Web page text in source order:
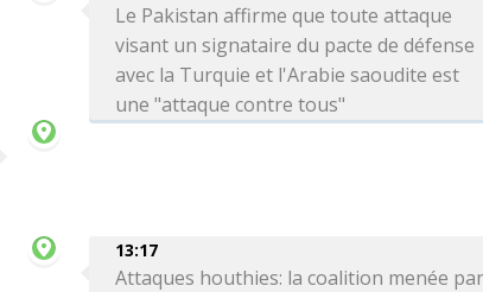
Le Pakistan affirme que toute attaque
visant un signataire du pacte de défense
avec la Turquie et l'Arabie saoudite est
une "attaque contre tous"
13:17
Attaques houthies: la coalition menée